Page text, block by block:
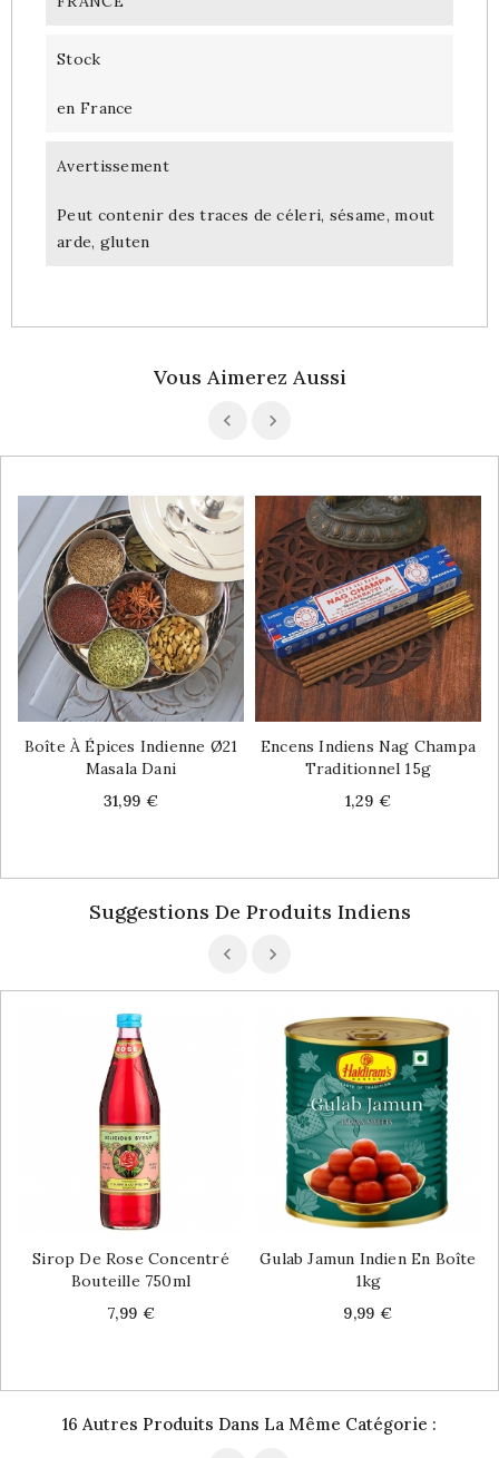
Stock
en France
Avertissement
Peut contenir des traces de céleri, sésame, mout
arde, gluten
Vous Aimerez Aussi
Boîte À Épices Indienne Ø21
Masala Dani
Price
31,99 €
Encens Indiens Nag Champa
Traditionnel 15g
Price
1,29 €
Suggestions De Produits Indiens
Sirop De Rose Concentré
Bouteille 750ml
Price
7,99 €
Gulab Jamun Indien En Boîte
1kg
Price
9,99 €
16 Autres Produits Dans La Même Catégorie :